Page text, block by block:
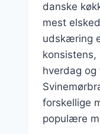
danske
mest
udskæring
hverdag og
forskellige
populære